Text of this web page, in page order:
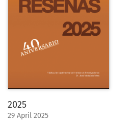
2025
29 April 2025